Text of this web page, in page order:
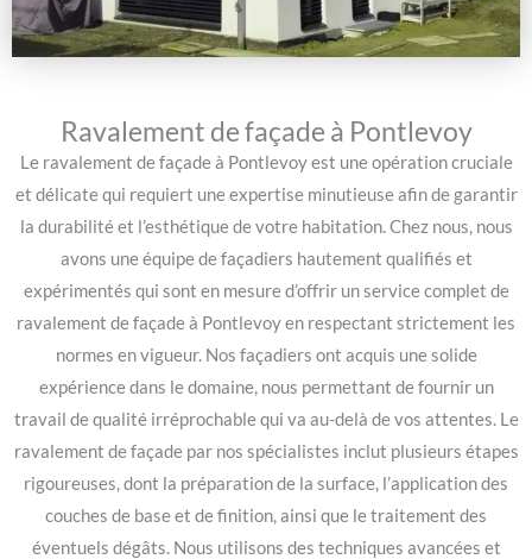
Ravalement de façade à Pontlevoy
Le ravalement de façade à Pontlevoy est une opération cruciale
et délicate qui requiert une expertise minutieuse afin de garantir
la durabilité et l’esthétique de votre habitation. Chez nous, nous
avons une équipe de façadiers hautement qualifiés et
expérimentés qui sont en mesure d’offrir un service complet de
ravalement de façade à Pontlevoy en respectant strictement les
normes en vigueur. Nos façadiers ont acquis une solide
expérience dans le domaine, nous permettant de fournir un
travail de qualité irréprochable qui va au-delà de vos attentes. Le
ravalement de façade par nos spécialistes inclut plusieurs étapes
rigoureuses, dont la préparation de la surface, l’application des
couches de base et de finition, ainsi que le traitement des
éventuels dégâts. Nous utilisons des techniques avancées et